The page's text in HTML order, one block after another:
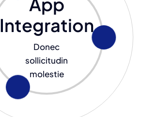
Integration
Donec
sollicitudin
molestie